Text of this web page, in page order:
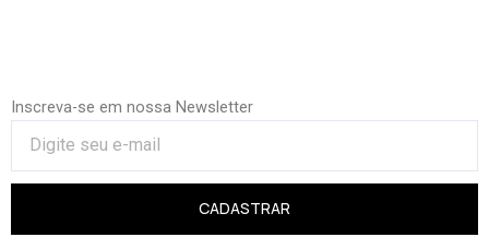
Inscreva-se em nossa Newsletter
CADASTRAR